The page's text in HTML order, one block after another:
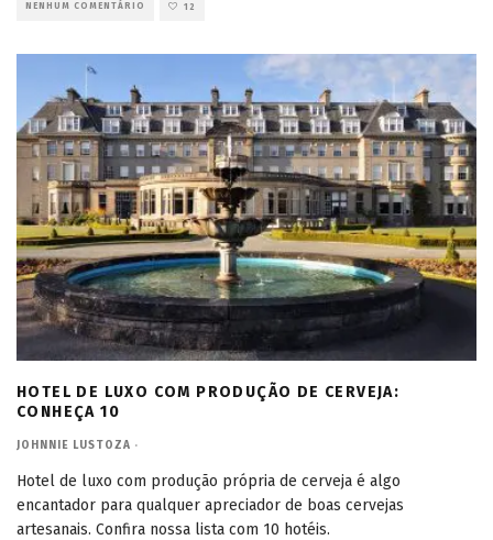
NENHUM COMENTÁRIO 12
HOTEL DE LUXO COM PRODUÇÃO DE CERVEJA:
CONHEÇA 10
JOHNNIE LUSTOZA ·
Hotel de luxo com produção própria de cerveja é algo
encantador para qualquer apreciador de boas cervejas
artesanais. Confira nossa lista com 10 hotéis.